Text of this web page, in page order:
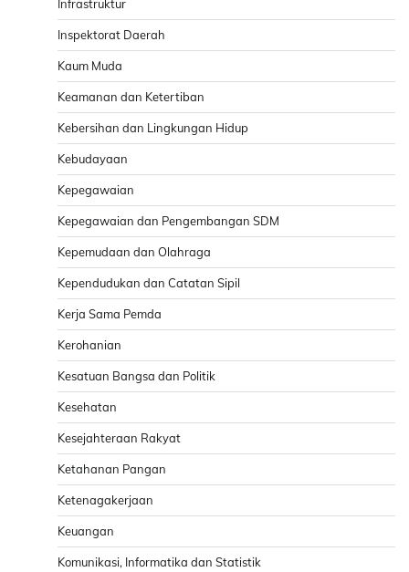
Infrastruktur
Inspektorat Daerah
Kaum Muda
Keamanan dan Ketertiban
Kebersihan dan Lingkungan Hidup
Kebudayaan
Kepegawaian
Kepegawaian dan Pengembangan SDM
Kepemudaan dan Olahraga
Kependudukan dan Catatan Sipil
Kerja Sama Pemda
Kerohanian
Kesatuan Bangsa dan Politik
Kesehatan
Kesejahteraan Rakyat
Ketahanan Pangan
Ketenagakerjaan
Keuangan
Komunikasi, Informatika dan Statistik